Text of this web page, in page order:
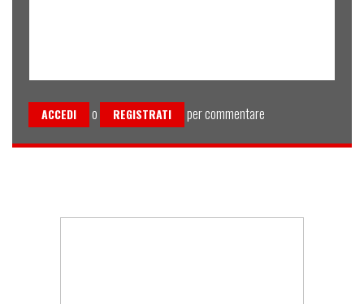
ACCEDI o REGISTRATI per commentare